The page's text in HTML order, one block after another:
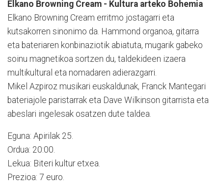
Elkano Browning Cream - Kultura arteko Bohemia
Elkano Browning Cream erritmo jostagarri eta
kutsakorren sinonimo da. Hammond organoa, gitarra
eta bateriaren konbinaziotik abiatuta, mugarik gabeko
soinu magnetikoa sortzen du, taldekideen izaera
multikultural eta nomadaren adierazgarri.
Mikel Azpiroz musikari euskaldunak, Franck Mantegari
bateriajole paristarrak eta Dave Wilkinson gitarrista eta
abeslari ingelesak osatzen dute taldea.
Eguna: Apirilak 25.
Ordua: 20:00.
Lekua: Biteri kultur etxea.
Prezioa: 7 euro.